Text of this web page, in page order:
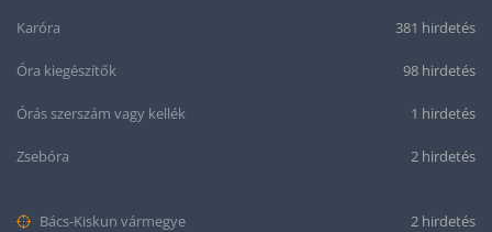
Karóra 381 hirdetés
Óra kiegészítők 98 hirdetés
Órás szerszám vagy kellék 1 hirdetés
Zsebóra 2 hirdetés
Bács-Kiskun vármegye 2 hirdetés